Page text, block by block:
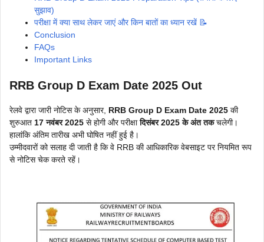
सुझाव)
परीक्षा में क्या साथ लेकर जाएं और किन बातों का ध्यान रखें 📝
Conclusion
FAQs
Important Links
RRB Group D Exam Date 2025 Out
रेलवे द्वारा जारी नोटिस के अनुसार, RRB Group D Exam Date 2025 की
शुरुआत 17 नवंबर 2025 से होगी और परीक्षादिसंबर 2025 के अंत तकचलेगी।
हालांकि अंतिम तारीख अभी घोषित नहीं हुई है।
उम्मीदवारों को सलाह दी जाती है कि वे RRB की आधिकारिक वेबसाइट पर नियमित रूप
से नोटिस चेक करते रहें।